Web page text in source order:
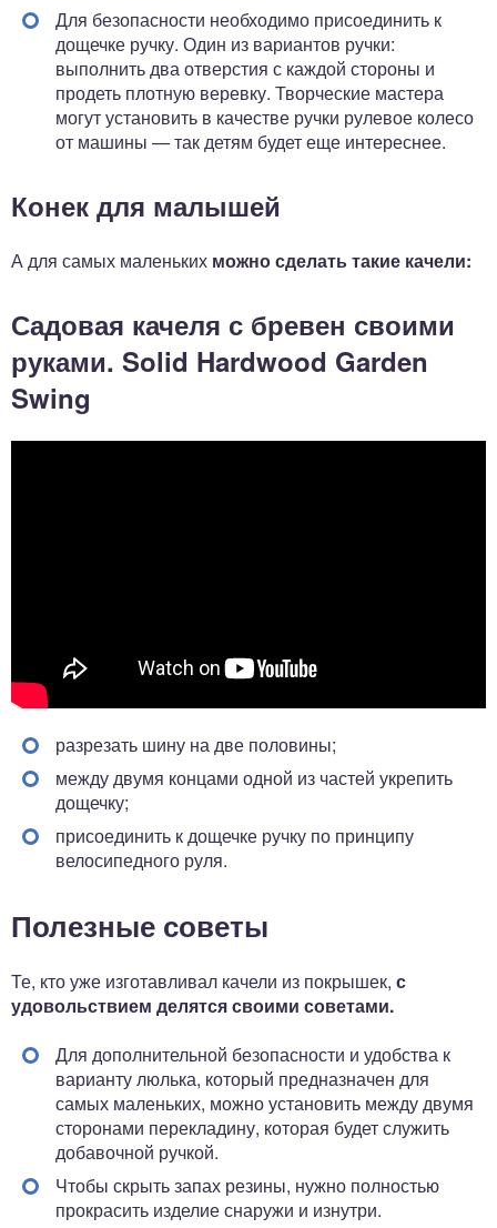
Для безопасности необходимо присоединить к
дощечке ручку. Один из вариантов ручки:
выполнить два отверстия с каждой стороны и
продеть плотную веревку. Творческие мастера
могут установить в качестве ручки рулевое колесо
от машины — так детям будет еще интереснее.
Конек для малышей
А для самых маленьких можно сделать такие качели:
Садовая качеля с бревен своими
руками. Solid Hardwood Garden
Swing
разрезать шину на две половины;
между двумя концами одной из частей укрепить
дощечку;
присоединить к дощечке ручку по принципу
велосипедного руля.
Полезные советы
Те, кто уже изготавливал качели из покрышек, с
удовольствием делятся своими советами.
Для дополнительной безопасности и удобства к
варианту люлька, который предназначен для
самых маленьких, можно установить между двумя
сторонами перекладину, которая будет служить
добавочной ручкой.
Чтобы скрыть запах резины, нужно полностью
прокрасить изделие снаружи и изнутри.